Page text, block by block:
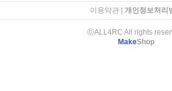
이용약관| 개인정보처리
ⓒALL4RC All rights
MakeShop